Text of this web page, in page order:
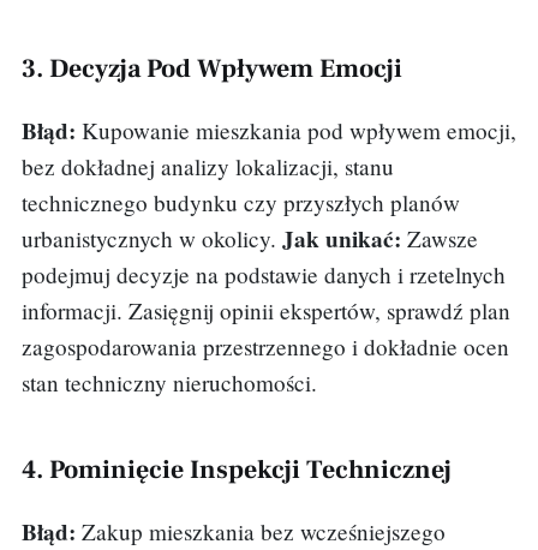
3. Decyzja Pod Wpływem Emocji
Błąd: Kupowanie mieszkania pod wpływem emocji,
bez dokładnej analizy lokalizacji, stanu
technicznego budynku czy przyszłych planów
urbanistycznych w okolicy. Jak unikać: Zawsze
podejmuj decyzje na podstawie danych i rzetelnych
informacji. Zasięgnij opinii ekspertów, sprawdź plan
zagospodarowania przestrzennego i dokładnie ocen
stan techniczny nieruchomości.
4. Pominięcie Inspekcji Technicznej
Błąd: Zakup mieszkania bez wcześniejszego